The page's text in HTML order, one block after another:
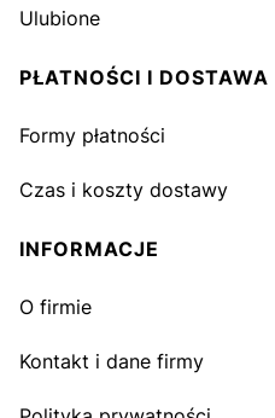
Ulubione
PŁATNOŚCI I DOSTAWA
Formy płatności
Czas i koszty dostawy
INFORMACJE
O firmie
Kontakt i dane firmy